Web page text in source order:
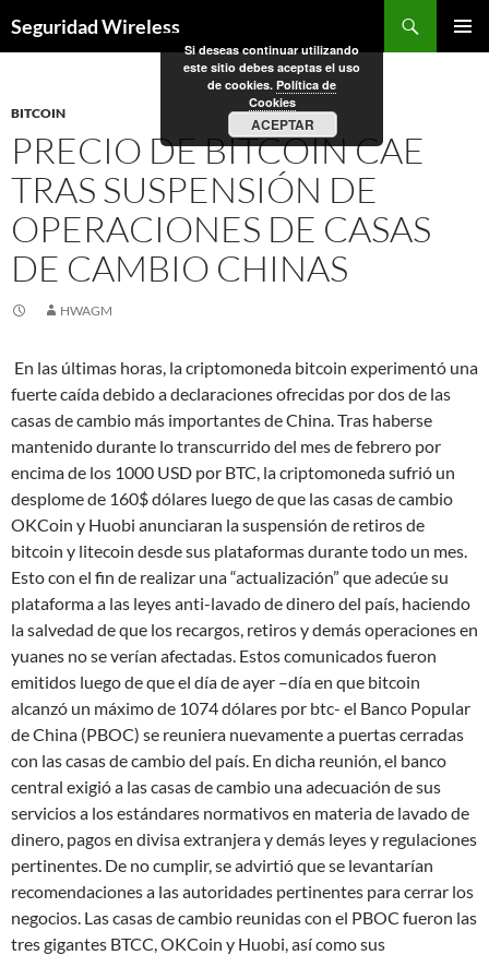
alSeguridad Wireless
BITCOIN
PRECIO DE BITCOIN CAE
TRAS SUSPENSIÓN DE
OPERACIONES DE CASAS
DE CAMBIO CHINAS
HWAGM
En las últimas horas, la criptomoneda bitcoin experimentó una
fuerte caída debido a declaraciones ofrecidas por dos de las
casas de cambio más importantes de China. Tras haberse
mantenido durante lo transcurrido del mes de febrero por
encima de los 1000 USD por BTC, la criptomoneda sufrió un
desplome de 160$ dólares luego de que las casas de cambio
OKCoin y Huobi anunciaran la suspensión de retiros de
bitcoin y litecoin desde sus plataformas durante todo un mes.
Esto con el fin de realizar una “actualización” que adecúe su
plataforma a las leyes anti-lavado de dinero del país, haciendo
la salvedad de que los recargos, retiros y demás operaciones en
yuanes no se verían afectadas. Estos comunicados fueron
emitidos luego de que el día de ayer –día en que bitcoin
alcanzó un máximo de 1074 dólares por btc- el Banco Popular
de China (PBOC) se reuniera nuevamente a puertas cerradas
con las casas de cambio del país. En dicha reunión, el banco
central exigió a las casas de cambio una adecuación de sus
servicios a los estándares normativos en materia de lavado de
dinero, pagos en divisa extranjera y demás leyes y regulaciones
pertinentes. De no cumplir, se advirtió que se levantarían
recomendaciones a las autoridades pertinentes para cerrar los
negocios. Las casas de cambio reunidas con el PBOC fueron las
tres gigantes BTCC, OKCoin y Huobi, así como sus
Si deseas continuar utilizando
este sitio debes aceptas el uso
de cookies. Política de
Cookies
ACEPTAR